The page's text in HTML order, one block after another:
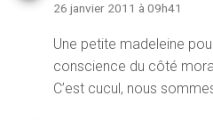
26 janvier 2011 à 09h41
Une petite madeleine
conscience du côté
C’est cucul, nous